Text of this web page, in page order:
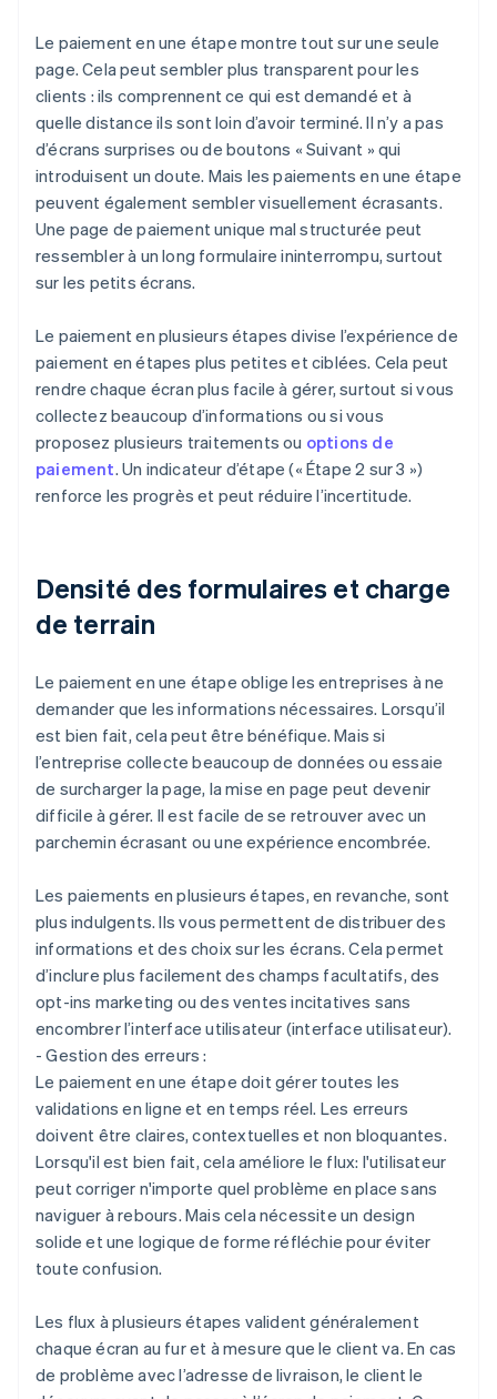
Le paiement en une étape montre tout sur une seule
page. Cela peut sembler plus transparent pour les
clients : ils comprennent ce qui est demandé et à
quelle distance ils sont loin d’avoir terminé. Il n’y a pas
d’écrans surprises ou de boutons « Suivant » qui
introduisent un doute. Mais les paiements en une étape
peuvent également sembler visuellement écrasants.
Une page de paiement unique mal structurée peut
ressembler à un long formulaire ininterrompu, surtout
sur les petits écrans.
Le paiement en plusieurs étapes divise l’expérience de
paiement en étapes plus petites et ciblées. Cela peut
rendre chaque écran plus facile à gérer, surtout si vous
collectez beaucoup d’informations ou si vous
proposez plusieurs traitements ou options de
paiement. Un indicateur d’étape (« Étape 2 sur 3 »)
renforce les progrès et peut réduire l’incertitude.
Densité des formulaires et charge
de terrain
Le paiement en une étape oblige les entreprises à ne
demander que les informations nécessaires. Lorsqu’il
est bien fait, cela peut être bénéfique. Mais si
l’entreprise collecte beaucoup de données ou essaie
de surcharger la page, la mise en page peut devenir
difficile à gérer. Il est facile de se retrouver avec un
parchemin écrasant ou une expérience encombrée.
Les paiements en plusieurs étapes, en revanche, sont
plus indulgents. Ils vous permettent de distribuer des
informations et des choix sur les écrans. Cela permet
d’inclure plus facilement des champs facultatifs, des
opt-ins marketing ou des ventes incitatives sans
encombrer l’interface utilisateur (interface utilisateur).
- Gestion des erreurs :
Le paiement en une étape doit gérer toutes les
validations en ligne et en temps réel. Les erreurs
doivent être claires, contextuelles et non bloquantes.
Lorsqu'il est bien fait, cela améliore le flux: l'utilisateur
peut corriger n'importe quel problème en place sans
naviguer à rebours. Mais cela nécessite un design
solide et une logique de forme réfléchie pour éviter
toute confusion.
Les flux à plusieurs étapes valident généralement
chaque écran au fur et à mesure que le client va. En cas
de problème avec l’adresse de livraison, le client le